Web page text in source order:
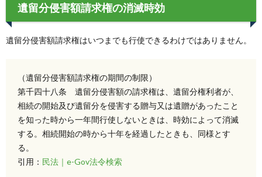
遺留分侵害額請求権の消滅時効
遺留分侵害額請求権はいつまでも行使できるわけではありません。
（遺留分侵害額請求権の期間の制限）
第千四十八条 遺留分侵害額の請求権は、遺留分権利者が、
相続の開始及び遺留分を侵害する贈与又は遺贈があったこと
を知った時から一年間行使しないときは、時効によって消滅
する。相続開始の時から十年を経過したときも、同様とす
る。
引用： 民法｜e-Gov法令検索